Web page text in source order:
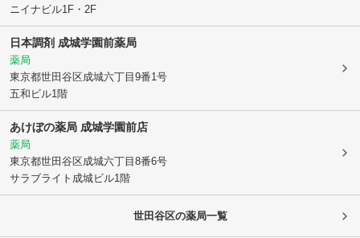
ニイナビル1F・2F
日本調剤 成城学園前薬局
薬局
東京都世田谷区成城六丁目9番1号
五和ビル1階
あけぼの薬局 成城学園前店
薬局
東京都世田谷区成城六丁目8番6号
サラブライト成城ビル1階
世田谷区の薬局一覧